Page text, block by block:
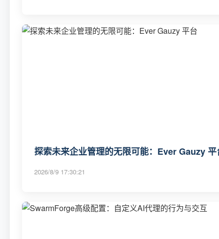
探索未来企业管理的无限可能：Ever Gauzy 平
2026/8/9 17:30:21